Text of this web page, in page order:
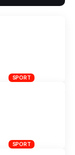
SPORT
SPORT